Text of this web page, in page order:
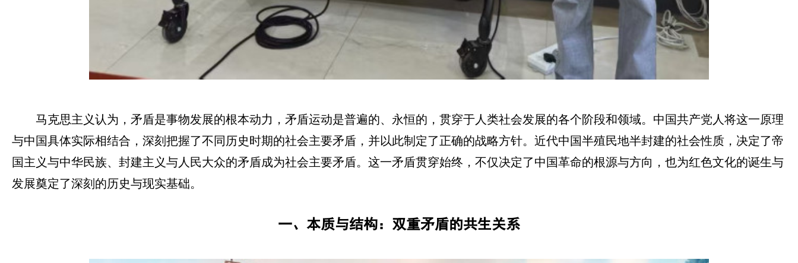
马克思主义认为，矛盾是事物发展的根本动力，矛盾运动是普遍的、永恒的，贯穿于人类社会发展的各个阶段和领域。中国共产党人将这一原理
与中国具体实际相结合，深刻把握了不同历史时期的社会主要矛盾，并以此制定了正确的战略方针。近代中国半殖民地半封建的社会性质，决定了帝
国主义与中华民族、封建主义与人民大众的矛盾成为社会主要矛盾。这一矛盾贯穿始终，不仅决定了中国革命的根源与方向，也为红色文化的诞生与
发展奠定了深刻的历史与现实基础。
一、本质与结构：双重矛盾的共生关系